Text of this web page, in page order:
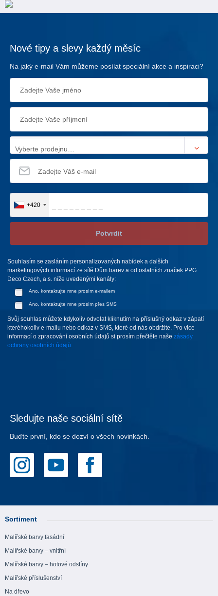
Nové tipy a slevy každý měsíc
Na jaký e-mail Vám můžeme posílat speciální akce a inspiraci?
Vyberte prodejnu…
+420
Potvrdit
Souhlasím se zasláním personalizovaných nabídek a dalších
marketingových informací ze sítě Dům barev a od ostatních značek PPG
Deco Czech, a.s. níže uvedenými kanály:
Ano, kontaktujte mne prosím e-mailem
Ano, kontaktujte mne prosím přes SMS
Svůj souhlas můžete kdykoliv odvolat kliknutím na příslušný odkaz v zápatí
kteréhokoliv e-mailu nebo odkaz v SMS, které od nás obdržíte. Pro vice
informací o zpracování osobních údajů si prosím přečtěte naše zásady
ochrany osobních údajů.
Sledujte naše sociální sítě
Buďte první, kdo se dozví o všech novinkách.
Sortiment
Malířské barvy fasádní
Malířské barvy – vnitřní
Malířské barvy – hotové odstíny
Malířské příslušenství
Na dřevo